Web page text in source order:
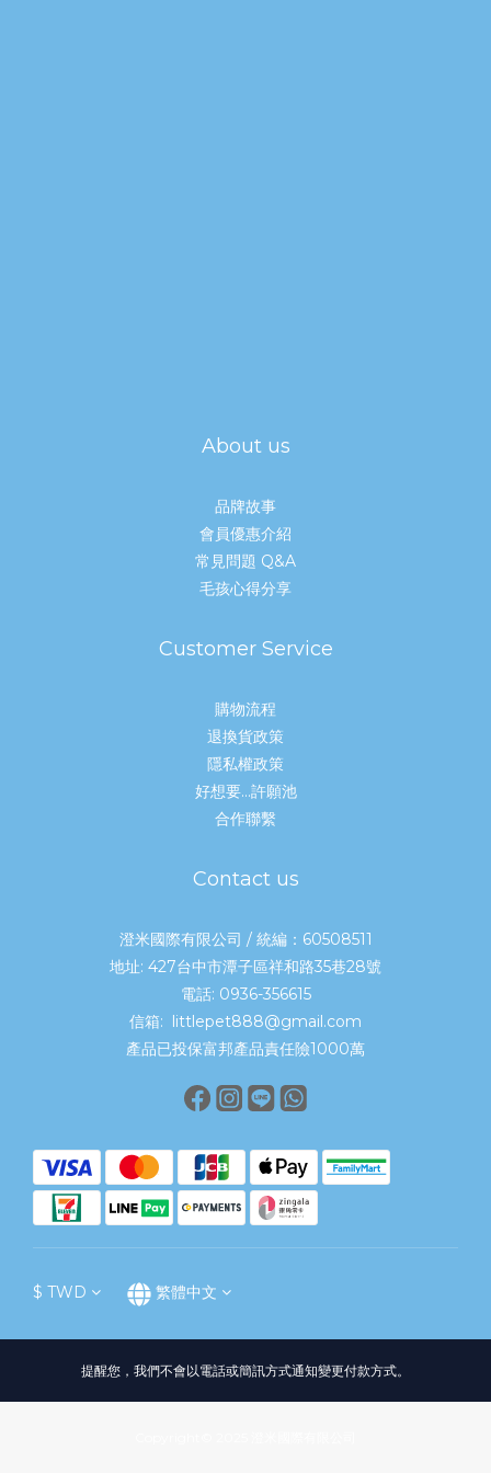
About us
品牌故事
會員優惠介紹
常見問題 Q&A
毛孩心得分享
Customer Service
購物流程
退換貨政策
隱私權政策
好想要...許願池
合作聯繫
Contact us
澄米國際有限公司 / 統編：60508511
地址: 427台中市潭子區祥和路35巷28號
電話: 0936-356615
信箱: littlepet888@gmail.com
產品已投保富邦產品責任險1000萬
$ TWD 繁體中文
提醒您，我們不會以電話或簡訊方式通知變更付款方式。